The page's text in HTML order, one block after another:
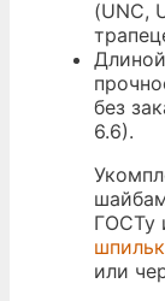
(UNC,
без
6.6).
ГОСТу
или